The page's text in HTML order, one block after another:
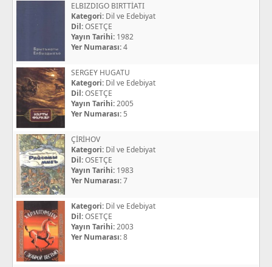
ELBIZDIGO BIRTTİATI
Kategori: Dil ve Edebiyat
Dil:OSETÇE
Yayın Tarihi: 1982
Yer Numarası:4
SERGEY HUGATU
Kategori: Dil ve Edebiyat
Dil:OSETÇE
Yayın Tarihi:2005
Yer Numarası: 5
ÇİRİHOV
Kategori: Dil ve Edebiyat
Dil:OSETÇE
Yayın Tarihi: 1983
Yer Numarası:7
Kategori: Dil ve Edebiyat
Dil:OSETÇE
Yayın Tarihi:2003
Yer Numarası:8